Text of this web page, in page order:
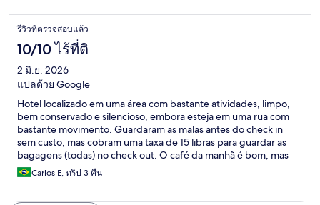
รีวิวที่ตรวจสอบแล้ว
10/10 ไร้ที่ติ
2 มิ.ย. 2026
แปลด้วย Google
Hotel localizado em uma área com bastante atividades, limpo,
bem conservado e silencioso, embora esteja em uma rua com
bastante movimento. Guardaram as malas antes do check in
sem custo, mas cobram uma taxa de 15 libras para guardar as
bagagens (todas) no check out. O café da manhã é bom, mas
nada espetacular.
Carlos E, ทริป 3 คืน